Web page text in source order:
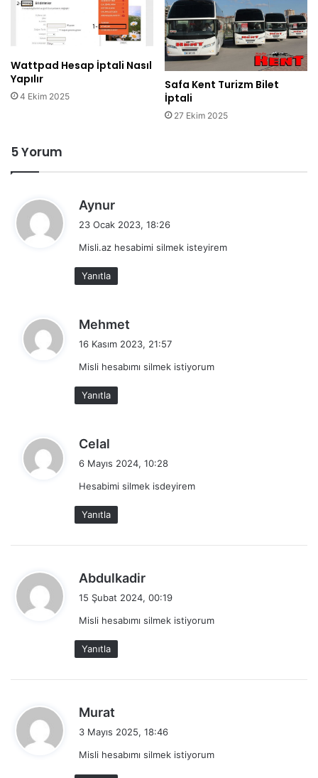
Wattpad Hesap İptali Nasıl
Yapılır
4 Ekim 2025
Safa Kent Turizm Bilet
İptali
27 Ekim 2025
5 Yorum
Aynur
e
i
k
i
23 Ocak 2023, 18:26
Misli.az hesabimi silmek isteyirem
Yanıtla
Mehmet
e
i
16 Kasım 2023, 21:57
Misli hesabımı silmek istiyorum
Yanıtla
Celal
i
k
i
6 Mayıs 2024, 10:28
Hesabimi silmek isdeyirem
Yanıtla
Abdulkadir
e
i
15 Şubat 2024, 00:19
Misli hesabımı silmek istiyorum
Yanıtla
Murat
e
i
k
3 Mayıs 2025, 18:46
Misli hesabımı silmek istiyorum